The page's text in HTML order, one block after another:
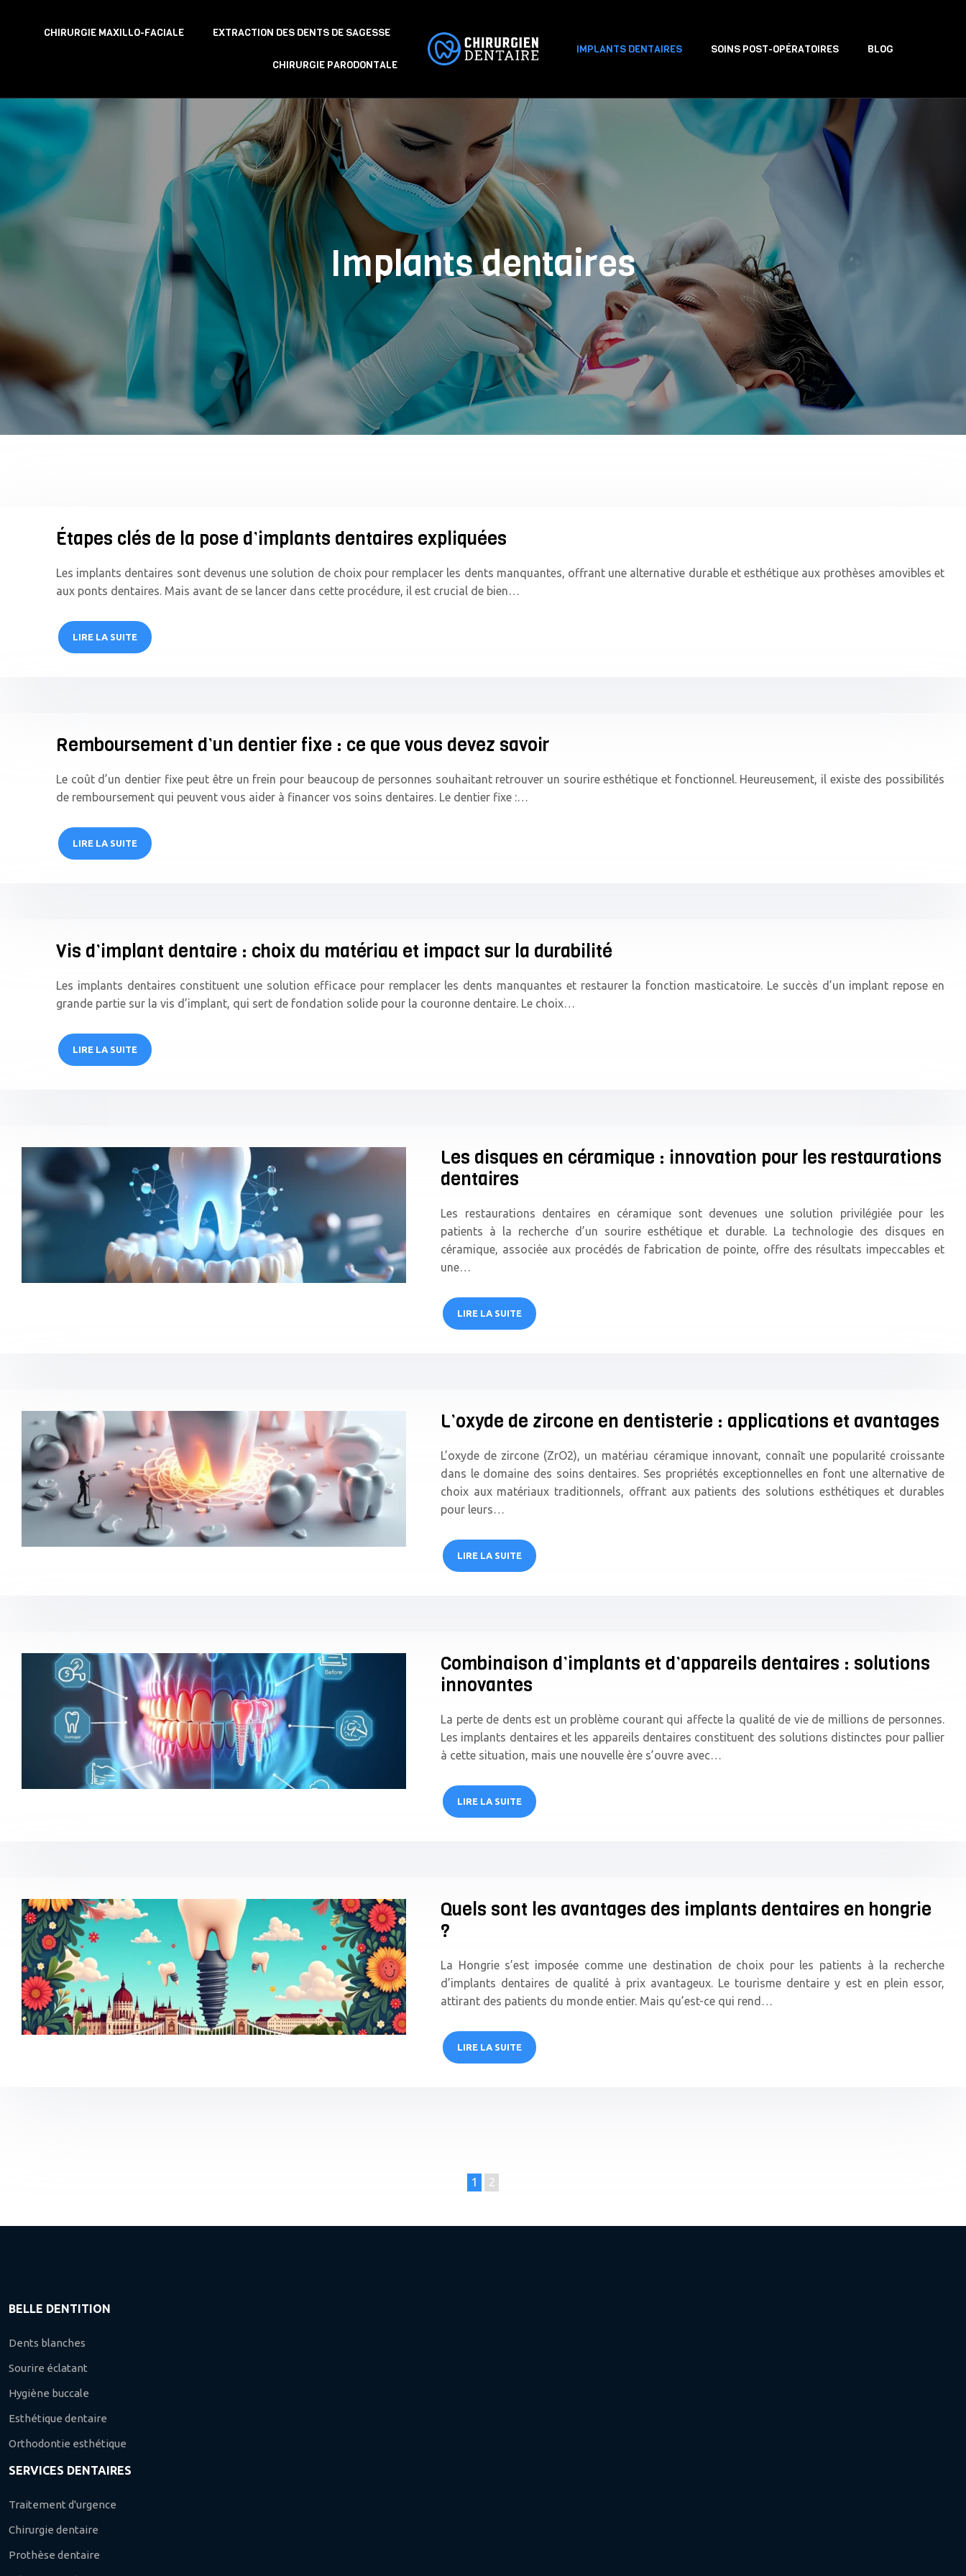
EXTRACTION DES DENTS DE SAGESSE
CHIRURGIE MAXILLO-FACIALE
CHIRURGIE PARODONTALE
IMPLANTS DENTAIRES SOINS POST-OPÉRATOIRES BLOG
Implants dentaires
Étapes clés de la pose d’implants dentaires expliquées
Les implants dentaires sont devenus une solution de choix pour remplacer les dents manquantes, offrant une alternative durable et esthétique aux prothèses amovibles et
aux ponts dentaires. Mais avant de se lancer dans cette procédure, il est crucial de bien…
LIRE LA SUITE
Remboursement d’un dentier fixe : ce que vous devez savoir
Le coût d’un dentier fixe peut être un frein pour beaucoup de personnes souhaitant retrouver un sourire esthétique et fonctionnel. Heureusement, il existe des possibilités
de remboursement qui peuvent vous aider à financer vos soins dentaires. Le dentier fixe :…
LIRE LA SUITE
Vis d’implant dentaire : choix du matériau et impact sur la durabilité
Les implants dentaires constituent une solution efficace pour remplacer les dents manquantes et restaurer la fonction masticatoire. Le succès d’un implant repose en
grande partie sur la vis d’implant, qui sert de fondation solide pour la couronne dentaire. Le choix…
LIRE LA SUITE
Les disques en céramique : innovation pour les restaurations
dentaires
Les restaurations dentaires en céramique sont devenues une solution privilégiée pour les
patients à la recherche d’un sourire esthétique et durable. La technologie des disques en
céramique, associée aux procédés de fabrication de pointe, offre des résultats impeccables et
une…
LIRE LA SUITE
L’oxyde de zircone en dentisterie : applications et avantages
L’oxyde de zircone (ZrO2), un matériau céramique innovant, connaît une popularité croissante
dans le domaine des soins dentaires. Ses propriétés exceptionnelles en font une alternative de
choix aux matériaux traditionnels, offrant aux patients des solutions esthétiques et durables
pour leurs…
LIRE LA SUITE
Combinaison d’implants et d’appareils dentaires : solutions
innovantes
La perte de dents est un problème courant qui affecte la qualité de vie de millions de personnes.
Les implants dentaires et les appareils dentaires constituent des solutions distinctes pour pallier
à cette situation, mais une nouvelle ère s’ouvre avec…
LIRE LA SUITE
Quels sont les avantages des implants dentaires en hongrie
?
La Hongrie s’est imposée comme une destination de choix pour les patients à la recherche
d’implants dentaires de qualité à prix avantageux. Le tourisme dentaire y est en plein essor,
attirant des patients du monde entier. Mais qu’est-ce qui rend…
LIRE LA SUITE
1 2
BELLE DENTITION
Dents blanches
Sourire éclatant
Hygiène buccale
Esthétique dentaire
Orthodontie esthétique
SERVICES DENTAIRES
Traitement d'urgence
Chirurgie dentaire
Prothèse dentaire